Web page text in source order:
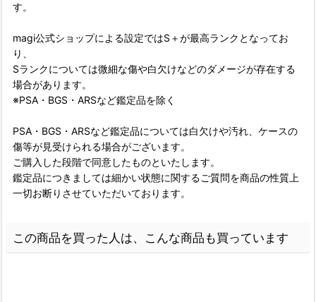
す。
magi公式ショップによる設定ではS＋が最高ランクとなってお
り、
Sランクについては微細な傷や白欠けなどのダメージが存在する
場合があります。
※PSA・BGS・ARSなど鑑定品を除く
PSA・BGS・ARSなど鑑定品については白欠けや汚れ、ケースの
傷等が見受けられる場合がございます。
ご購入した段階で同意したものといたします。
鑑定品につきましては細かい状態に関するご質問を商品の性質上
一切お断りさせていただいております。
この商品を買った人は、こんな商品も買っています